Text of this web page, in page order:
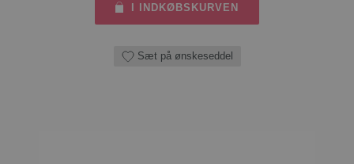
I INDKØBSKURVEN
Sæt på ønskeseddel